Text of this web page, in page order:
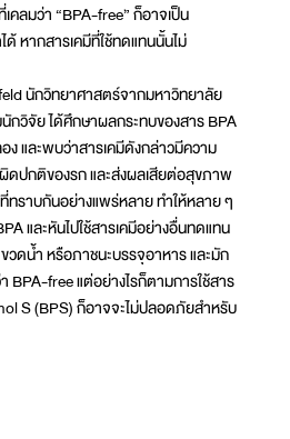
ลมว่า “BPA-free” ก็อาจเป็น
หากสารเคมีที่ใช้ทดแทนนั้นไม่
นักวิทยาศาสตร์จากมหาวิทยาลัย
กวิจัย ได้ศึกษาผลกระทบของสาร BPA
และพบว่าสารเคมีดังกล่าวมีความ
ดปกติของรก และส่งผลเสียต่อสุขภาพ
ราบกันอย่างแพร่หลาย ทำให้หลาย ๆ
และหันไปใช้สารเคมีอย่างอื่นทดแทน
ดน้ำ หรือภาชนะบรรจุอาหาร และมัก
free แต่อย่างไรก็ตามการใช้สาร
S (BPS) ก็อาจจะไม่ปลอดภัยสำหรับ